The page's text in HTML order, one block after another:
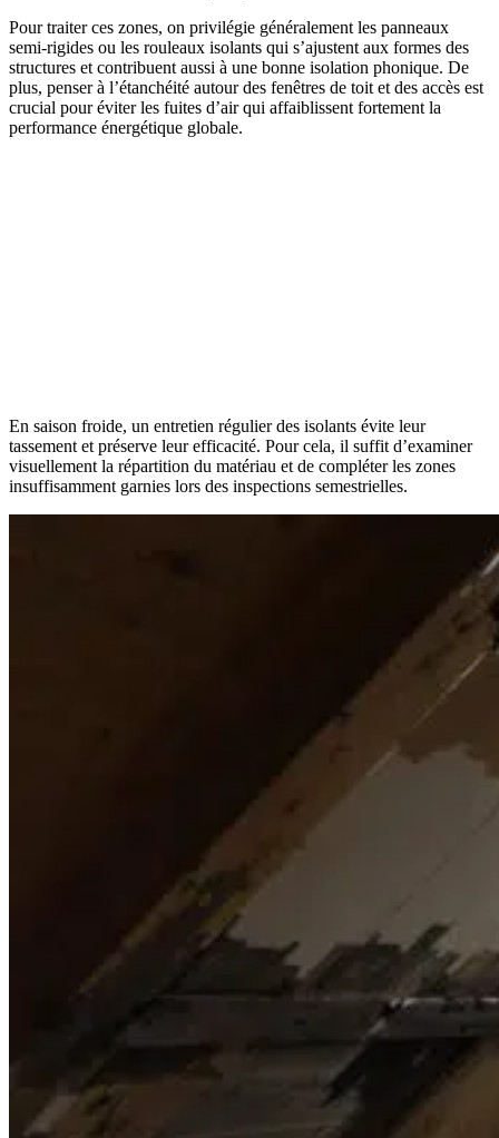
Pour traiter ces zones, on privilégie généralement les panneaux
semi-rigides ou les rouleaux isolants qui s’ajustent aux formes des
structures et contribuent aussi à une bonne isolation phonique. De
plus, penser à l’étanchéité autour des fenêtres de toit et des accès est
crucial pour éviter les fuites d’air qui affaiblissent fortement la
performance énergétique globale.
En saison froide, un entretien régulier des isolants évite leur
tassement et préserve leur efficacité. Pour cela, il suffit d’examiner
visuellement la répartition du matériau et de compléter les zones
insuffisamment garnies lors des inspections semestrielles.